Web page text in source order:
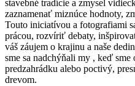
stavebné tradície a zmysel
zaznamenať miznúce hodnoty,
Touto iniciatívou a fotografiami
prácou, rozvíriť debaty,
váš záujem o krajinu a naše
sme sa nadchýňali my , keď
predzahrádku alebo poctivý,
drevom.